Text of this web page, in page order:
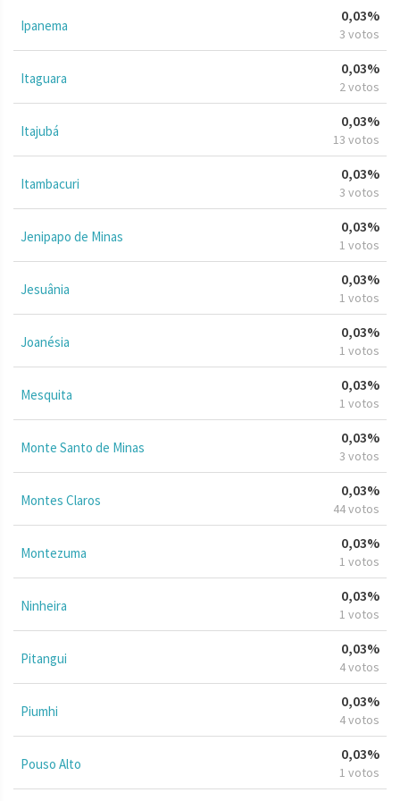
Ipanema
0,03%
3 votos
Itaguara
0,03%
2 votos
Itajubá
0,03%
13 votos
Itambacuri
0,03%
3 votos
Jenipapo de Minas
0,03%
1 votos
Jesuânia
0,03%
1 votos
Joanésia
0,03%
1 votos
Mesquita
0,03%
1 votos
Monte Santo de Minas
0,03%
3 votos
Montes Claros
0,03%
44 votos
Montezuma
0,03%
1 votos
Ninheira
0,03%
1 votos
Pitangui
0,03%
4 votos
Piumhi
0,03%
4 votos
Pouso Alto
0,03%
1 votos